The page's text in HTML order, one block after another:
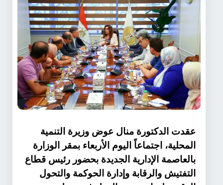
عقدت الدكتورة منال عوض وزيرة التنمية
المحلية، اجتماعاً اليوم الأربعاء بمقر الوزارة
بالعاصمة الإدارية الجديدة بحضور رئيس قطاع
التفتيش والرقابة وإدارة الحوكمة والتحول